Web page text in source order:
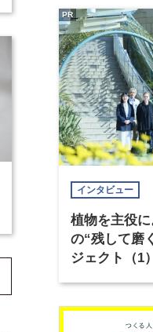
インタビュー
植物を主役
の“残して磨
ジェクト（1）
PR